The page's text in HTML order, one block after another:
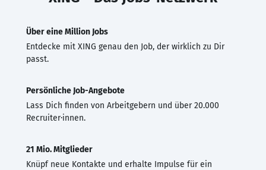
Über eine Million Jobs
Entdecke mit XING genau den Job, der wirklich zu Dir
passt.
Persönliche Job-Angebote
Lass Dich finden von Arbeitgebern und über 20.000
Recruiter·innen.
21 Mio. Mitglieder
Knüpf neue Kontakte und erhalte Impulse für ein